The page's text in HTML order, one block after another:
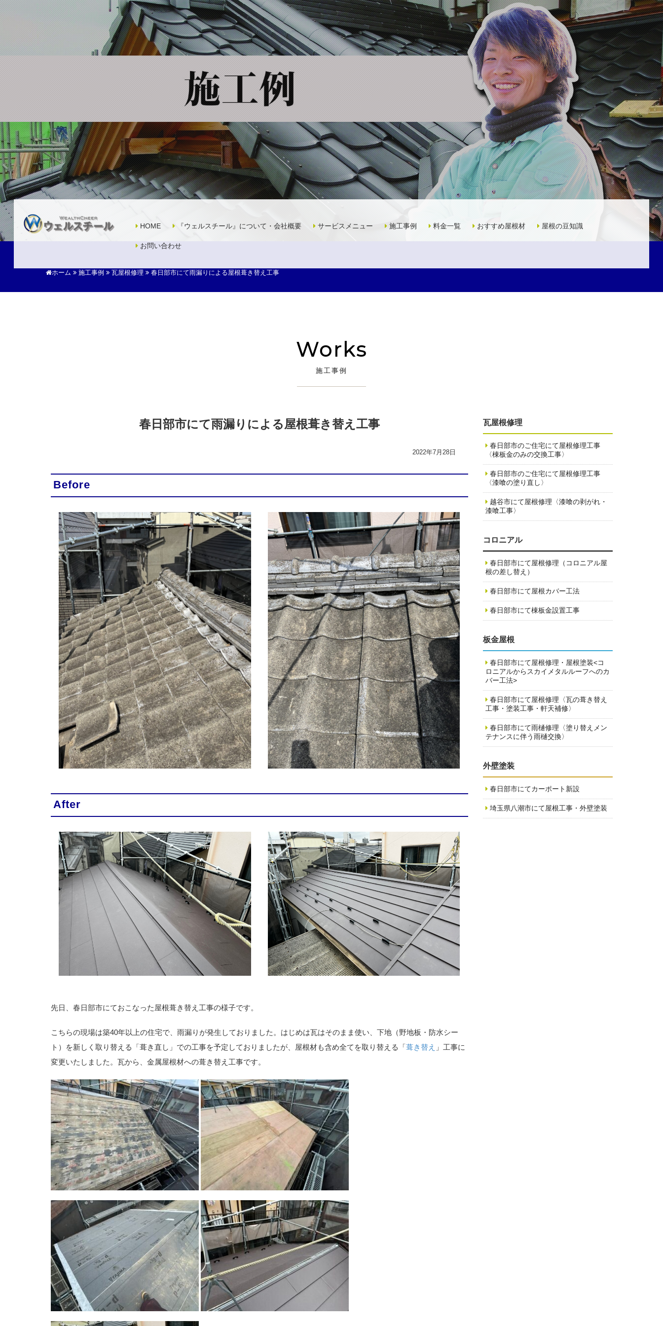
HOME 『ウェルスチール』について・会社概要 サービスメニュー 施工事例 料金一覧 おすすめ屋根材 屋根の豆知識
お問い合わせ
ホーム 施工事例 瓦屋根修理 春日部市にて雨漏りによる屋根葺き替え工事
Works
施工事例
春日部市にて雨漏りによる屋根葺き替え工事
2022年7月28日
Before
After
先日、春日部市にておこなった屋根葺き替え工事の様子です。
こちらの現場は築40年以上の住宅で、雨漏りが発生しておりました。はじめは瓦はそのまま使い、下地（野地板・防水シー
ト）を新しく取り替える「葺き直し」での工事を予定しておりましたが、屋根材も含め全てを取り替える「葺き替え 」工事に
変更いたしました。瓦から、金属屋根材への葺き替え工事です。
瓦屋根修理
春日部市のご住宅にて屋根修理工事
〈棟板金のみの交換工事〉
春日部市のご住宅にて屋根修理工事
〈漆喰の塗り直し〉
越谷市にて屋根修理〈漆喰の剥がれ・
漆喰工事〉
コロニアル
春日部市にて屋根修理（コロニアル屋
根の差し替え）
春日部市にて屋根カバー工法
春日部市にて棟板金設置工事
板金屋根
春日部市にて屋根修理・屋根塗装<コ
ロニアルからスカイメタルルーフへのカ
バー工法>
春日部市にて屋根修理〈瓦の葺き替え
工事・塗装工事・軒天補修〉
春日部市にて雨樋修理〈塗り替えメン
テナンスに伴う雨樋交換〉
外壁塗装
春日部市にてカーポート新設
埼玉県八潮市にて屋根工事・外壁塗装